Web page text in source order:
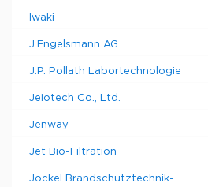
Iwaki
J.Engelsmann AG
J.P. Pollath Labortechnologie
Jeiotech Co., Ltd.
Jenway
Jet Bio-Filtration
Jockel Brandschutztechnik-